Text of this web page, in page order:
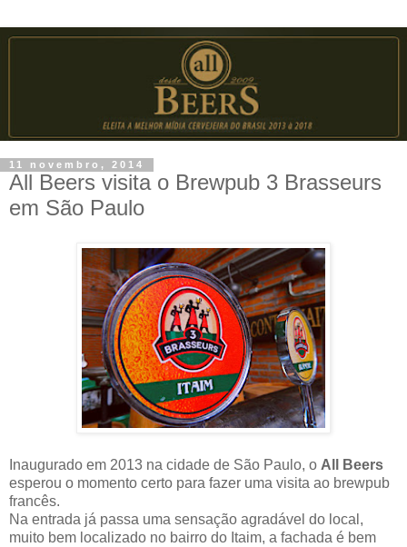
11 novembro, 2014
All Beers visita o Brewpub 3 Brasseurs
em São Paulo
Inaugurado em 2013 na cidade de São Paulo, o All Beers
esperou o momento certo para fazer uma visita ao brewpub
francês.
Na entrada já passa uma sensação agradável do local,
muito bem localizado no bairro do Itaim, a fachada é bem